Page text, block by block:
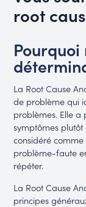
root
La Root Cause
de problème qui
problèmes. Elle a
symptômes
considéré
problème-faute
répéter.
La Root Cause
principes